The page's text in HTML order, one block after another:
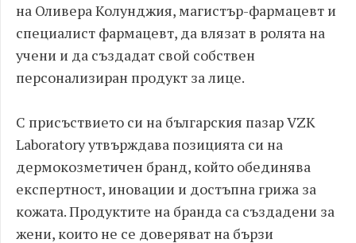
на Оливера Колунджия, магистър-фармацевт и
специалист фармацевт, да влязат в ролята на
учени и да създадат свой собствен
персонализиран продукт за лице.
С присъствието си на българския пазар VZK
Laboratory утвърждава позицията си на
дермокозметичен бранд, който обединява
експертност, иновации и достъпна грижа за
кожата. Продуктите на бранда са създадени за
жени, които не се доверяват на бързи